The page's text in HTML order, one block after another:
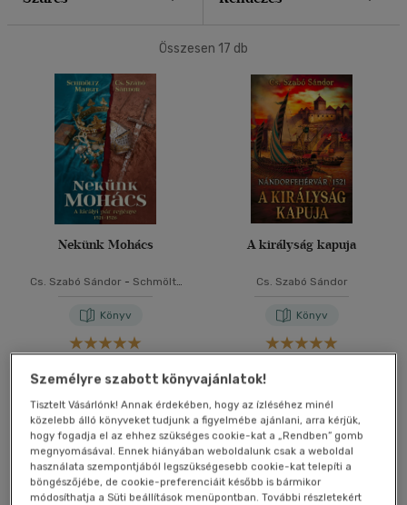
Összesen 17 db
Nekünk Mohács
Cs. Szabó Sándor - Schmöltz
Könyv
Árinformációk
Kiadói ár:6 999 Ft
Kosárba
A királyság kapuja
Cs. Szabó Sándor
Könyv
Árinformációk
Borító ár:4 999 Ft
Kosárba
Személyre szabott könyvajánlatok!
Tisztelt Vásárlónk! Annak érdekében, hogy az ízléséhez minél
közelebb álló könyveket tudjunk a figyelmébe ajánlani, arra kérjük,
hogy fogadja el az ehhez szükséges cookie-kat a „Rendben” gomb
megnyomásával. Ennek hiányában weboldalunk csak a weboldal
használata szempontjából legszükségesebb cookie-kat telepíti a
böngészőjébe, de cookie-preferenciáit később is bármikor
módosíthatja a Süti beállítások menüpontban. További részletekért